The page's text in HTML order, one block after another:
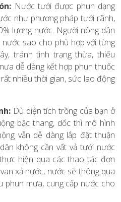
Nước tưới được phun dạng
như phương pháp tưới rãnh,
lượng nước. Người nông dân
sao cho phù hợp với từng
tránh tình trạng thừa, thiếu
dễ dàng kết hợp phun thuốc
nhiều thời gian, sức lao động
Dù diện tích trồng của bạn ở
bậc thang, dốc thì mô hình
vẫn dễ dàng lắp đặt thuận
không cần vất vả tưới nước
hiện qua các thao tác đơn
xả nước, nước sẽ thông qua
phun mưa, cung cấp nước cho